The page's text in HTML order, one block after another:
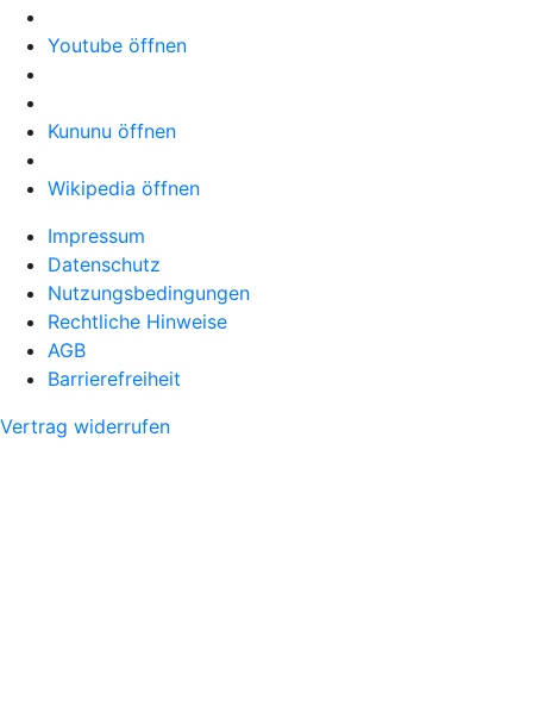
Youtube öffnen
Kununu öffnen
Wikipedia öffnen
Impressum
Datenschutz
Nutzungsbedingungen
Rechtliche Hinweise
AGB
Barrierefreiheit
Vertrag widerrufen